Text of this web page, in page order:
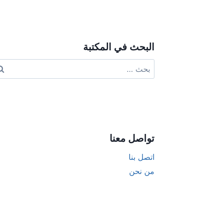
البحث في المكتبة
عن:
تواصل معنا
اتصل بنا
من نحن